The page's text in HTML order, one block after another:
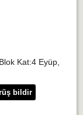
Kat:4 Eyüp,
bildir